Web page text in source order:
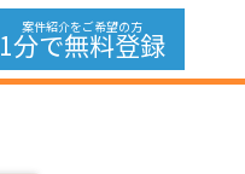
案件紹介をご希望の方
1分で無料登録